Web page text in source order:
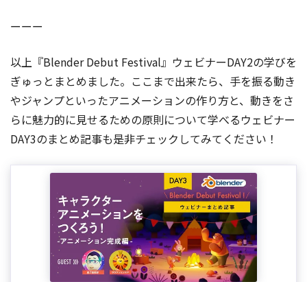
ーーー
以上『Blender Debut Festival』ウェビナーDAY2の学びを
ぎゅっとまとめました。ここまで出来たら、手を振る動き
やジャンプといったアニメーションの作り方と、動きをさ
らに魅力的に見せるための原則について学べるウェビナー
DAY3のまとめ記事も是非チェックしてみてください！